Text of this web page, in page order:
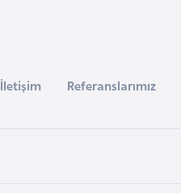
İletişim Referanslarımız